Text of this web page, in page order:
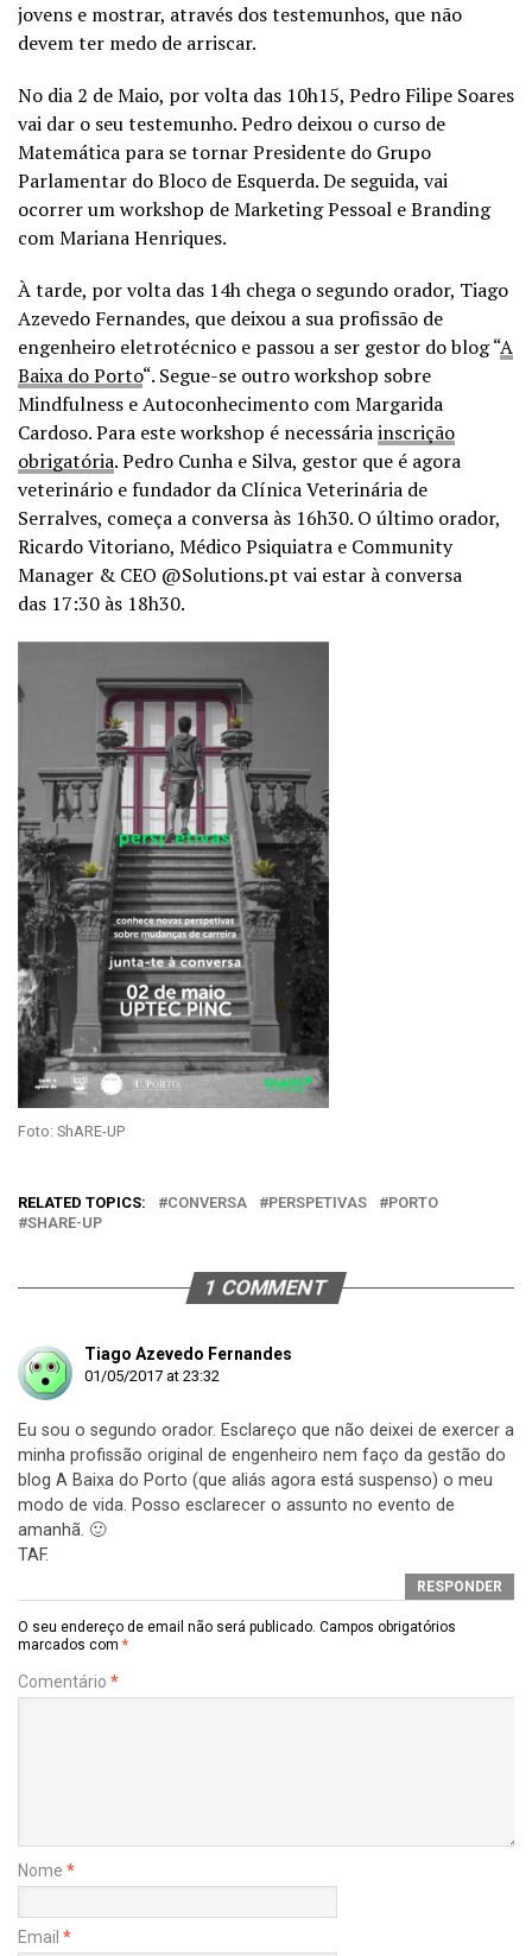
jovens e mostrar, através dos testemunhos, que não
devem ter medo de arriscar.
No dia 2 de Maio, por volta das 10h15, Pedro Filipe Soares
vai dar o seu testemunho. Pedro deixou o curso de
Matemática para se tornar Presidente do Grupo
Parlamentar do Bloco de Esquerda. De seguida, vai
ocorrer um workshop de Marketing Pessoal e Branding
com Mariana Henriques.
À tarde, por volta das 14h chega o segundo orador, Tiago
Azevedo Fernandes, que deixou a sua profissão de
engenheiro eletrotécnico e passou a ser gestor do blog “A
Baixa do Porto“. Segue-se outro workshop sobre
Mindfulness e Autoconhecimento com Margarida
Cardoso. Para este workshop é necessáriainscrição
obrigatória. Pedro Cunha e Silva, gestor que é agora
veterinário e fundador da Clínica Veterinária de
Serralves, começa a conversa às 16h30. O último orador,
Ricardo Vitoriano, Médico Psiquiatra e Community
Manager & CEO @Solutions.pt vai estar à conversa
das 17:30 às 18h30.
Foto: ShARE-UP
RELATED TOPICS: CONVERSA PERSPETIVAS
PORTO
SHARE-UP
1 COMMENT
Tiago Azevedo Fernandes
01/05/2017 at 23:32
Eu sou o segundo orador. Esclareço que não deixei de exercer a
minha profissão original de engenheiro nem faço da gestão do
blog A Baixa do Porto (que aliás agora está suspenso) o meu
modo de vida. Posso esclarecer o assunto no evento de
amanhã. 🙂
TAF.
RESPONDER
O seu endereço de email não será publicado. Campos obrigatórios
marcados com *
Comentário *
Nome *
Email *